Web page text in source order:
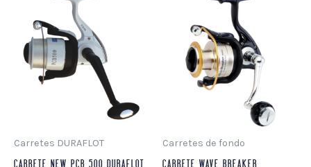
Carretes DURAFLOT Carretes de fondo